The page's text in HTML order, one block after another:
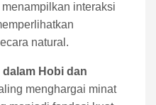
interaksi
natural.
Hobi dan
menghargai minat